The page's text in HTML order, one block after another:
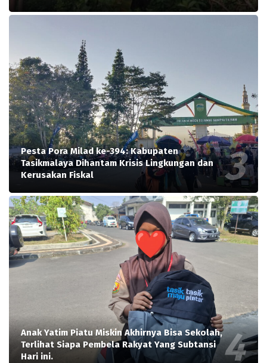
Pesta Pora Milad ke-394: Kabupaten
Tasikmalaya Dihantam Krisis Lingkungan dan
Kerusakan Fiskal
Anak Yatim Piatu Miskin Akhirnya Bisa Sekolah,
Terlihat Siapa Pembela Rakyat Yang Subtansi
Hari ini.